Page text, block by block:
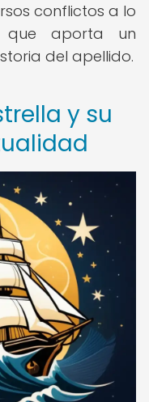
conflictos a lo
aporta un
del apellido.
y su